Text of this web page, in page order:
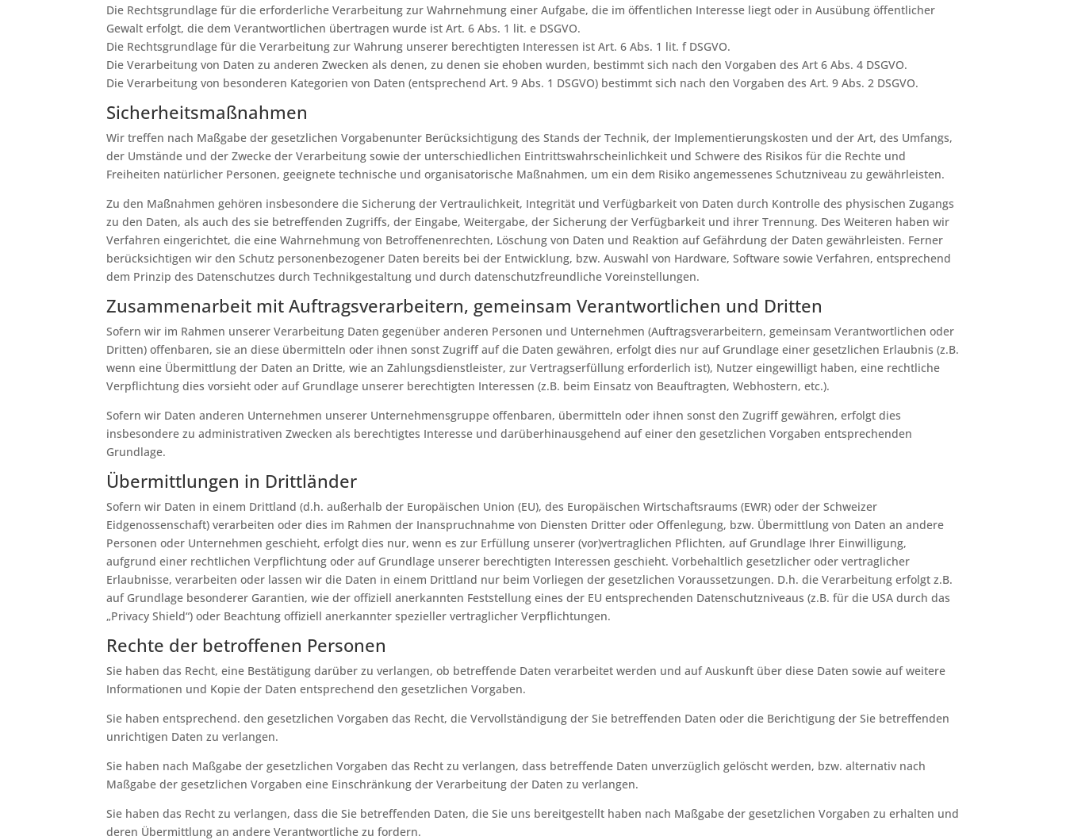
Die Rechtsgrundlage für die erforderliche Verarbeitung zur Wahrnehmung einer Aufgabe, die im öffentlichen Interesse liegt oder in Ausübung öffentlicher
Gewalt erfolgt, die dem Verantwortlichen übertragen wurde ist Art. 6 Abs. 1 lit. e DSGVO.
Die Rechtsgrundlage für die Verarbeitung zur Wahrung unserer berechtigten Interessen ist Art. 6 Abs. 1 lit. f DSGVO.
Die Verarbeitung von Daten zu anderen Zwecken als denen, zu denen sie ehoben wurden, bestimmt sich nach den Vorgaben des Art 6 Abs. 4 DSGVO.
Die Verarbeitung von besonderen Kategorien von Daten (entsprechend Art. 9 Abs. 1 DSGVO) bestimmt sich nach den Vorgaben des Art. 9 Abs. 2 DSGVO.
Sicherheitsmaßnahmen
Wir treffen nach Maßgabe der gesetzlichen Vorgabenunter Berücksichtigung des Stands der Technik, der Implementierungskosten und der Art, des Umfangs,
der Umstände und der Zwecke der Verarbeitung sowie der unterschiedlichen Eintrittswahrscheinlichkeit und Schwere des Risikos für die Rechte und
Freiheiten natürlicher Personen, geeignete technische und organisatorische Maßnahmen, um ein dem Risiko angemessenes Schutzniveau zu gewährleisten.
Zu den Maßnahmen gehören insbesondere die Sicherung der Vertraulichkeit, Integrität und Verfügbarkeit von Daten durch Kontrolle des physischen Zugangs
zu den Daten, als auch des sie betreffenden Zugriffs, der Eingabe, Weitergabe, der Sicherung der Verfügbarkeit und ihrer Trennung. Des Weiteren haben wir
Verfahren eingerichtet, die eine Wahrnehmung von Betroffenenrechten, Löschung von Daten und Reaktion auf Gefährdung der Daten gewährleisten. Ferner
berücksichtigen wir den Schutz personenbezogener Daten bereits bei der Entwicklung, bzw. Auswahl von Hardware, Software sowie Verfahren, entsprechend
dem Prinzip des Datenschutzes durch Technikgestaltung und durch datenschutzfreundliche Voreinstellungen.
Zusammenarbeit mit Auftragsverarbeitern, gemeinsam Verantwortlichen und Dritten
Sofern wir im Rahmen unserer Verarbeitung Daten gegenüber anderen Personen und Unternehmen (Auftragsverarbeitern, gemeinsam Verantwortlichen oder
Dritten) offenbaren, sie an diese übermitteln oder ihnen sonst Zugriff auf die Daten gewähren, erfolgt dies nur auf Grundlage einer gesetzlichen Erlaubnis (z.B.
wenn eine Übermittlung der Daten an Dritte, wie an Zahlungsdienstleister, zur Vertragserfüllung erforderlich ist), Nutzer eingewilligt haben, eine rechtliche
Verpflichtung dies vorsieht oder auf Grundlage unserer berechtigten Interessen (z.B. beim Einsatz von Beauftragten, Webhostern, etc.).
Sofern wir Daten anderen Unternehmen unserer Unternehmensgruppe offenbaren, übermitteln oder ihnen sonst den Zugriff gewähren, erfolgt dies
insbesondere zu administrativen Zwecken als berechtigtes Interesse und darüberhinausgehend auf einer den gesetzlichen Vorgaben entsprechenden
Grundlage.
Übermittlungen in Drittländer
Sofern wir Daten in einem Drittland (d.h. außerhalb der Europäischen Union (EU), des Europäischen Wirtschaftsraums (EWR) oder der Schweizer
Eidgenossenschaft) verarbeiten oder dies im Rahmen der Inanspruchnahme von Diensten Dritter oder Offenlegung, bzw. Übermittlung von Daten an andere
Personen oder Unternehmen geschieht, erfolgt dies nur, wenn es zur Erfüllung unserer (vor)vertraglichen Pflichten, auf Grundlage Ihrer Einwilligung,
aufgrund einer rechtlichen Verpflichtung oder auf Grundlage unserer berechtigten Interessen geschieht. Vorbehaltlich gesetzlicher oder vertraglicher
Erlaubnisse, verarbeiten oder lassen wir die Daten in einem Drittland nur beim Vorliegen der gesetzlichen Voraussetzungen. D.h. die Verarbeitung erfolgt z.B.
auf Grundlage besonderer Garantien, wie der offiziell anerkannten Feststellung eines der EU entsprechenden Datenschutzniveaus (z.B. für die USA durch das
„Privacy Shield“) oder Beachtung offiziell anerkannter spezieller vertraglicher Verpflichtungen.
Rechte der betroffenen Personen
Sie haben das Recht, eine Bestätigung darüber zu verlangen, ob betreffende Daten verarbeitet werden und auf Auskunft über diese Daten sowie auf weitere
Informationen und Kopie der Daten entsprechend den gesetzlichen Vorgaben.
Sie haben entsprechend. den gesetzlichen Vorgaben das Recht, die Vervollständigung der Sie betreffenden Daten oder die Berichtigung der Sie betreffenden
unrichtigen Daten zu verlangen.
Sie haben nach Maßgabe der gesetzlichen Vorgaben das Recht zu verlangen, dass betreffende Daten unverzüglich gelöscht werden, bzw. alternativ nach
Maßgabe der gesetzlichen Vorgaben eine Einschränkung der Verarbeitung der Daten zu verlangen.
Sie haben das Recht zu verlangen, dass die Sie betreffenden Daten, die Sie uns bereitgestellt haben nach Maßgabe der gesetzlichen Vorgaben zu erhalten und
deren Übermittlung an andere Verantwortliche zu fordern.